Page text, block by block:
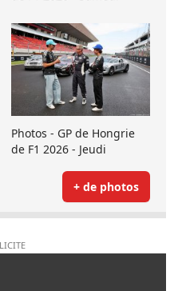
Photos - GP de Hongrie
de F1 2026 - Jeudi
+ de photos